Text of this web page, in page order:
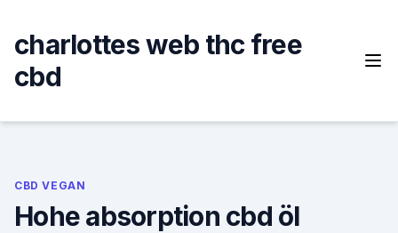
content
charlottes web thc free
cbd
CBD VEGAN
Hohe absorption cbd öl